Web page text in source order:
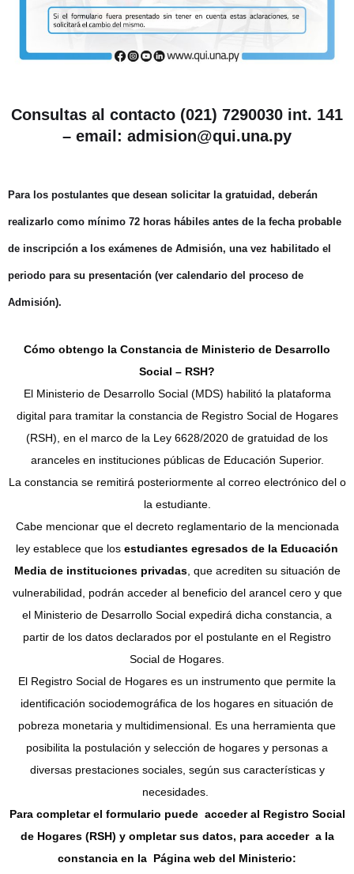
Consultas al contacto (021) 7290030 int. 141
– email: admision@qui.una.py
Para los postulantes que desean solicitar la gratuidad, deberán
realizarlo como mínimo 72 horas hábiles antes de la fecha probable
de inscripción a los exámenes de Admisión, una vez habilitado el
periodo para su presentación (ver calendario del proceso de
Admisión).
Cómo obtengo la Constancia de Ministerio de Desarrollo
Social – RSH?
El Ministerio de Desarrollo Social (MDS) habilitó la plataforma
digital para tramitar la constancia de Registro Social de Hogares
(RSH), en el marco de la Ley 6628/2020 de gratuidad de los
aranceles en instituciones públicas de Educación Superior.
La constancia se remitirá posteriormente al correo electrónico del o
la estudiante.
Cabe mencionar que el decreto reglamentario de la mencionada
ley establece que los estudiantes egresados de la Educación
Media de instituciones privadas, que acrediten su situación de
vulnerabilidad, podrán acceder al beneficio del arancel cero y que
el Ministerio de Desarrollo Social expedirá dicha constancia, a
partir de los datos declarados por el postulante en el Registro
Social de Hogares.
El Registro Social de Hogares es un instrumento que permite la
identificación sociodemográfica de los hogares en situación de
pobreza monetaria y multidimensional. Es una herramienta que
posibilita la postulación y selección de hogares y personas a
diversas prestaciones sociales, según sus características y
necesidades.
Para completar el formulario puede acceder al Registro Social
de Hogares (RSH) y ompletar sus datos, para acceder a la
constancia en la Página web del Ministerio: